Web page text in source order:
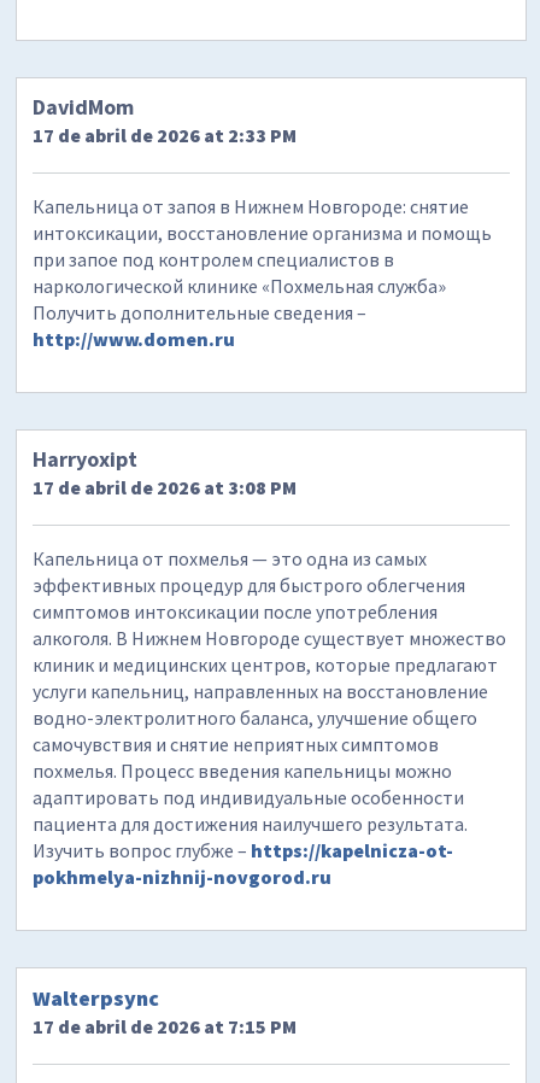
DavidMom
17 de abril de 2026 at 2:33 PM
Капельница от запоя в Нижнем Новгороде: снятие
интоксикации, восстановление организма и помощь
при запое под контролем специалистов в
наркологической клинике «Похмельная служба»
Получить дополнительные сведения –
http://www.domen.ru
Harryoxipt
17 de abril de 2026 at 3:08 PM
Капельница от похмелья — это одна из самых
эффективных процедур для быстрого облегчения
симптомов интоксикации после употребления
алкоголя. В Нижнем Новгороде существует множество
клиник и медицинских центров, которые предлагают
услуги капельниц, направленных на восстановление
водно-электролитного баланса, улучшение общего
самочувствия и снятие неприятных симптомов
похмелья. Процесс введения капельницы можно
адаптировать под индивидуальные особенности
пациента для достижения наилучшего результата.
Изучить вопрос глубже – https://kapelnicza-ot-
pokhmelya-nizhnij-novgorod.ru
Walterpsync
17 de abril de 2026 at 7:15 PM